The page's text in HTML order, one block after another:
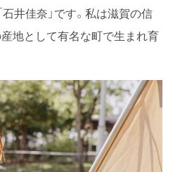
石井佳奈」です。私は滋賀の信
地として有名な町で生まれ育